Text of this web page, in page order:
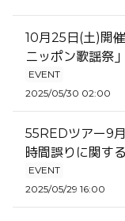
10月25日(土)開
ニッポン歌謡祭
EVENT
2025/05/30 02:00
55REDツアー9
時間誤りに関す
EVENT
2025/05/29 16:00